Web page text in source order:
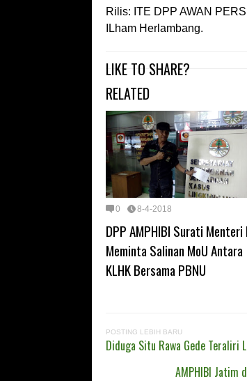
Rilis: ITE DPP AWAN
ILham Herlambang.
LIKE TO SHARE?
RELATED
0 8-4-2018
DPP AMPHIBI Surati Menteri
Meminta Salinan MoU Antara
KLHK Bersama PBNU
POSTING LEBIH BARU
Diduga Situ Rawa Gede Teraliri
AMPHIBI Jatim